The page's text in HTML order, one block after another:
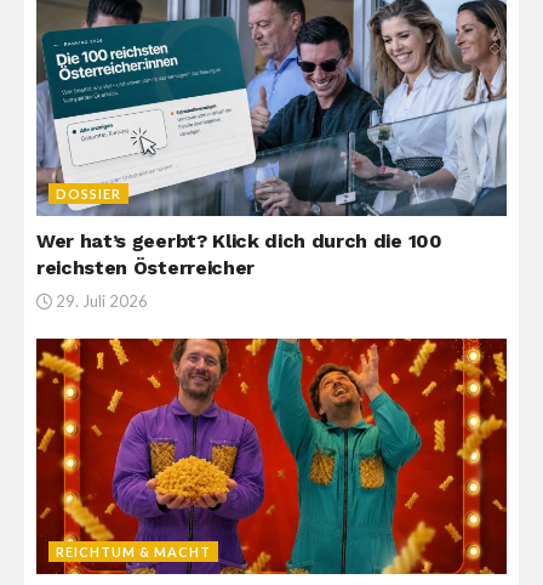
DOSSIER
Wer hat’s geerbt? Klick dich durch die 100
reichsten Österreicher
29. Juli 2026
REICHTUM & MACHT